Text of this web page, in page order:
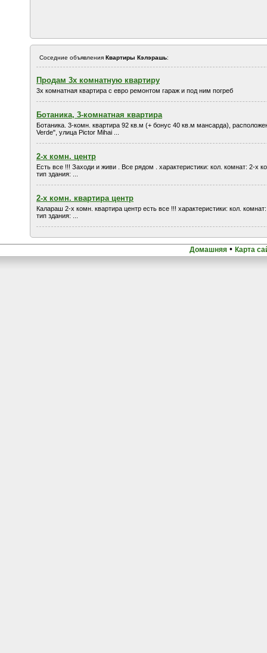
Соседние объявления Квартиры Кэлэрашь:
Продам 3х комнатную квартиру
3х комнатная квартира с евро ремонтом гараж и под ним погреб
Ботаника, 3-комнатная квартира
Ботаника. 3-комн. квартира 92 кв.м (+ бонус 40 кв.м мансарда),
Verde", улица Pictor Mihai ...
2-х комн. центр
Есть все !!! Заходи и живи . Все рядом . характеристики: кол. комнат: 2-х
тип здания: ...
2-x комн. квартира центр
Калараш 2-x комн. квартира центр есть все !!! характеристики: кол.
тип здания: ...
Домашняя • Карта